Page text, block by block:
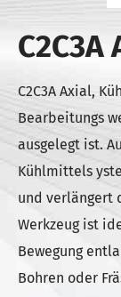
C2C3A Axial,
Bearbeitungs
ausgelegt ist.
Kühlmittels
und verlängert
Werkzeug ist
Bewegung
Bohren oder